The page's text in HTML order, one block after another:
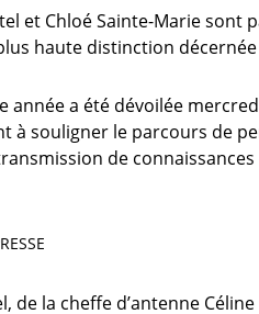
et Chloé Sainte-Marie sont
haute distinction
année a été dévoilée
à souligner le parcours de
de
de la cheffe d’antenne